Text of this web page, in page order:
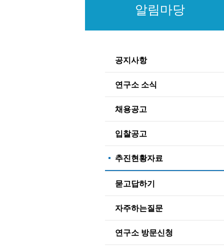
알림마당
공지사항
연구소 소식
채용공고
입찰공고
추진현황자료
묻고답하기
자주하는질문
연구소 방문신청